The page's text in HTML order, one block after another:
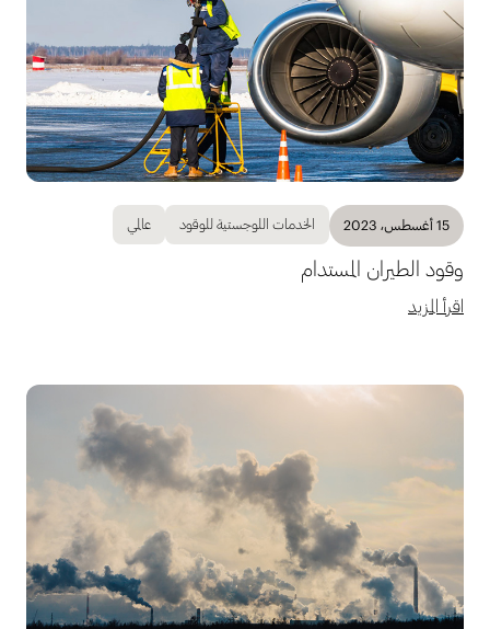
15 أغسطس، 2023 الخدمات اللوجستية للوقود عالمي
وقود الطيران المستدام
اقرأ المزيد